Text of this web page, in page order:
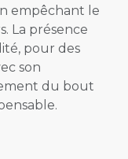
empêchant le
La présence
pour des
son
du bout